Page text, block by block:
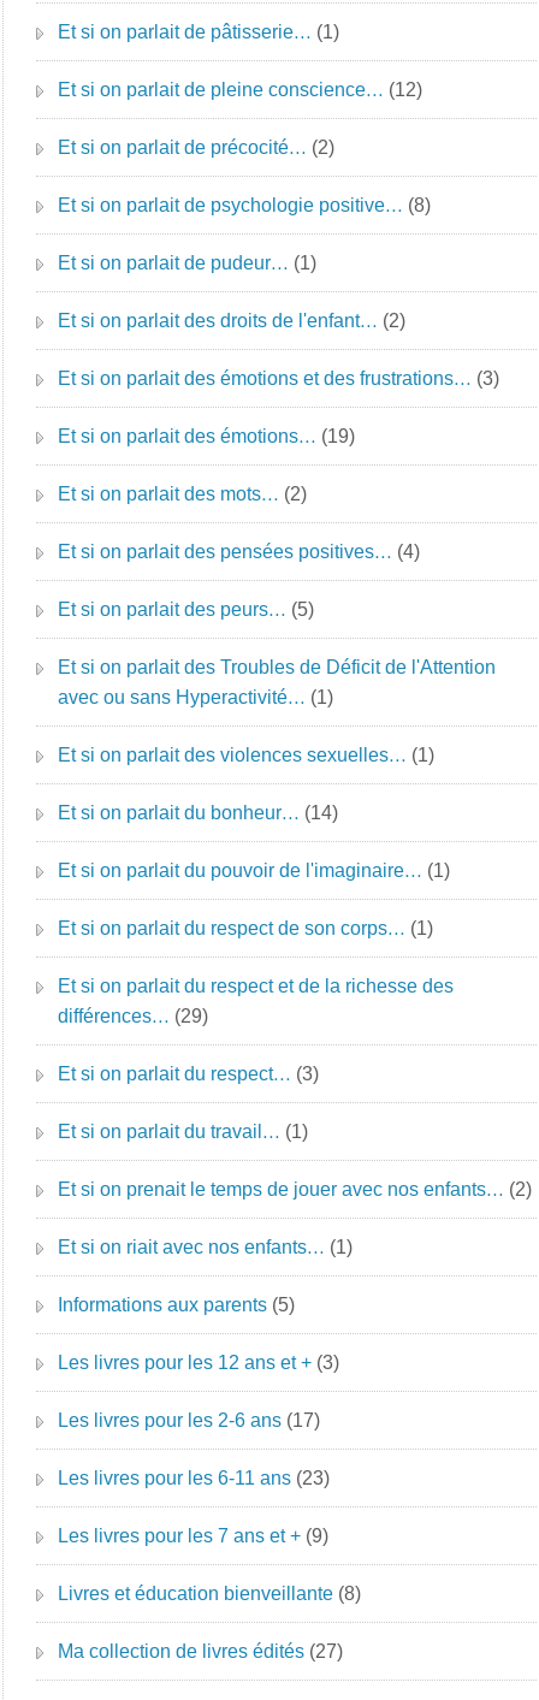
Et si on parlait de pâtisserie… (1)
Et si on parlait de pleine conscience… (12)
Et si on parlait de précocité… (2)
Et si on parlait de psychologie positive… (8)
Et si on parlait de pudeur… (1)
Et si on parlait des droits de l'enfant… (2)
Et si on parlait des émotions et des frustrations… (3)
Et si on parlait des émotions… (19)
Et si on parlait des mots… (2)
Et si on parlait des pensées positives… (4)
Et si on parlait des peurs… (5)
Et si on parlait des Troubles de Déficit de l'Attention
avec ou sans Hyperactivité… (1)
Et si on parlait des violences sexuelles… (1)
Et si on parlait du bonheur… (14)
Et si on parlait du pouvoir de l'imaginaire… (1)
Et si on parlait du respect de son corps… (1)
Et si on parlait du respect et de la richesse des
différences… (29)
Et si on parlait du respect… (3)
Et si on parlait du travail… (1)
Et si on prenait le temps de jouer avec nos enfants… (2)
Et si on riait avec nos enfants… (1)
Informations aux parents (5)
Les livres pour les 12 ans et + (3)
Les livres pour les 2-6 ans (17)
Les livres pour les 6-11 ans (23)
Les livres pour les 7 ans et + (9)
Livres et éducation bienveillante (8)
Ma collection de livres édités (27)